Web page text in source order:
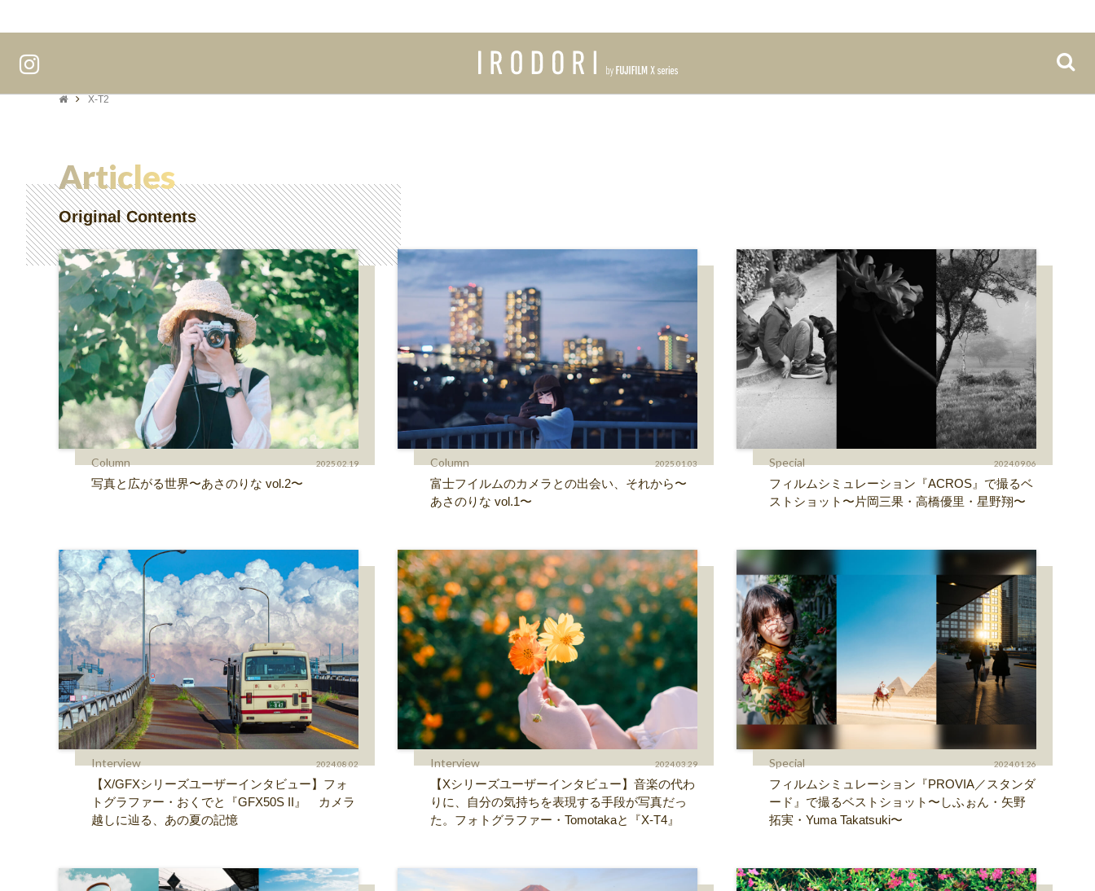
X-T2
Articles
Original Contents
Column 2025.02.19
写真と広がる世界〜あさのりな vol.2〜
Column 2025.01.03
富士フイルムのカメラとの出会い、それから〜
あさのりな vol.1〜
Special 2024.09.06
フィルムシミュレーション『ACROS』で撮るベ
ストショット〜片岡三果・高橋優里・星野翔〜
Interview 2024.08.02
【X/GFXシリーズユーザーインタビュー】フォ
トグラファー・おくでと『GFX50S II』 カメラ
越しに辿る、あの夏の記憶
Interview 2024.03.29
【Xシリーズユーザーインタビュー】音楽の代わ
りに、自分の気持ちを表現する手段が写真だっ
た。フォトグラファー・Tomotakaと『X-T4』
Special 2024.01.26
フィルムシミュレーション『PROVIA／スタンダ
ード』で撮るベストショット〜しふぉん・矢野
拓実・Yuma Takatsuki〜